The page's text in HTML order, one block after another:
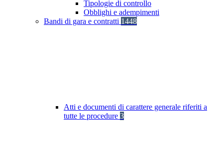
Tipologie di controllo
Obblighi e adempimenti
Bandi di gara e contratti 1448
Atti e documenti di carattere generale riferiti a
tutte le procedure 3